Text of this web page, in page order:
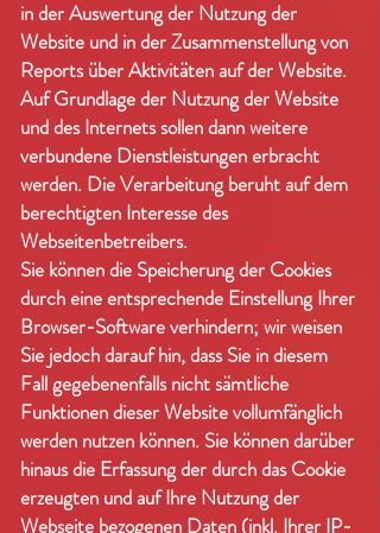
in der Auswertung der Nutzung der
Website und in der Zusammenstellung von
Reports über Aktivitäten auf der Website.
Auf Grundlage der Nutzung der Website
und des Internets sollen dann weitere
verbundene Dienstleistungen erbracht
werden. Die Verarbeitung beruht auf dem
berechtigten Interesse des
Webseitenbetreibers.
Sie können die Speicherung der Cookies
durch eine entsprechende Einstellung Ihrer
Browser-Software verhindern; wir weisen
Sie jedoch darauf hin, dass Sie in diesem
Fall gegebenenfalls nicht sämtliche
Funktionen dieser Website vollumfänglich
werden nutzen können. Sie können darüber
hinaus die Erfassung der durch das Cookie
erzeugten und auf Ihre Nutzung der
Webseite bezogenen Daten (inkl. Ihrer IP-